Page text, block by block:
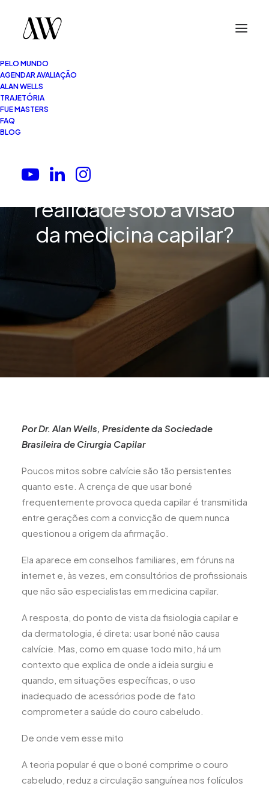
PELO MUNDO
AGENDAR AVALIAÇÃO
ALAN WELLS
TRAJETÓRIA
FUE MASTERS
FAQ
BLOG
calvície: mito ou
realidade sob a visão
da medicina capilar?
Por Dr. Alan Wells, Presidente da Sociedade
Brasileira de Cirurgia Capilar
Poucos mitos sobre calvície são tão persistentes
quanto este. A crença de que usar boné
frequentemente provoca queda capilar é transmitida
entre gerações com a convicção de quem nunca
questionou a origem da afirmação.
Ela aparece em conselhos familiares, em fóruns na
internet e, às vezes, em consultórios de profissionais
que não são especialistas em medicina capilar.
A resposta, do ponto de vista da fisiologia capilar e
da dermatologia, é direta: usar boné não causa
calvície. Mas, como em quase todo mito, há um
contexto que explica de onde a ideia surgiu e
quando, em situações específicas, o uso
inadequado de acessórios pode de fato
comprometer a saúde do couro cabeludo.
De onde vem esse mito
A teoria popular é que o boné comprime o couro
cabeludo, reduz a circulação sanguínea nos folículos